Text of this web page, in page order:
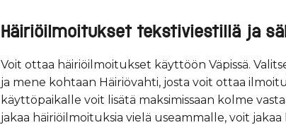
Häiriöilmoitukset tekstiviestillä ja
Voit ottaa häiriöilmoitukset käyttöön Väpissä.
ja mene kohtaan Häiriövahti, josta voit ottaa
käyttöpaikalle voit lisätä maksimissaan kolme
jakaa häiriöilmoituksia vielä useammalle, voit